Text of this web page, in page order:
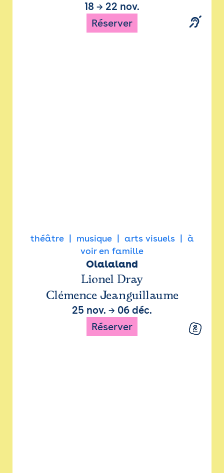
18 → 22 nov.
Réserver
théâtre musique arts visuels
à
voir en famille
Olalaland
Lionel Dray
Clémence Jeanguillaume
25 nov. → 06 déc.
Réserver